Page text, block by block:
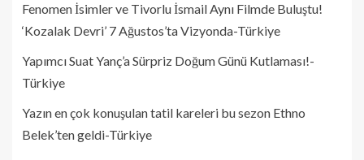
Fenomen İsimler ve Tivorlu İsmail Aynı Filmde Buluştu!
‘Kozalak Devri’ 7 Ağustos’ta Vizyonda-Türkiye
Yapımcı Suat Yanç’a Sürpriz Doğum Günü Kutlaması!-
Türkiye
Yazın en çok konuşulan tatil kareleri bu sezon Ethno
Belek’ten geldi-Türkiye